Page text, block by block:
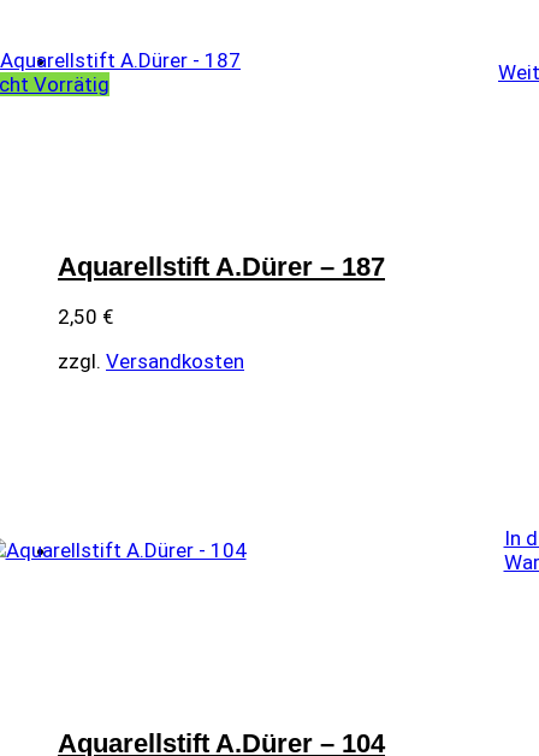
Vorrätig
Aquarellstift A.Dürer – 187
2,50 €
zzgl. Versandkosten
In
Aquarellstift A.Dürer – 104